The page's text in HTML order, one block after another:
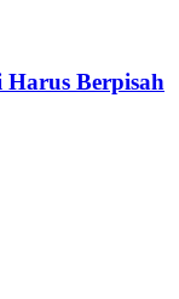
Berpisah